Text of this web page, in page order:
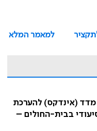
למאמר המלא
מדד (אינדקס) להערכת
בבית-החולים –